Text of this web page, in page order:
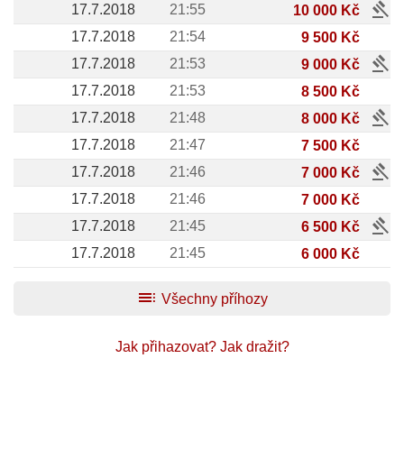
17.7.2018 21:55 10 000 Kč gavel
17.7.2018 21:54
9 500 Kč
17.7.2018
21:53 9 000 Kč gavel
17.7.2018 21:53
8 500 Kč
17.7.2018
21:48 8 000 Kč gavel
17.7.2018 21:47
7 500 Kč
17.7.2018
21:46 7 000 Kč gavel
17.7.2018 21:46
7 000 Kč
17.7.2018
21:45 6 500 Kč gavel
17.7.2018 21:45 6 000 Kč
toc Všechny příhozy
Jak přihazovat? Jak dražit?